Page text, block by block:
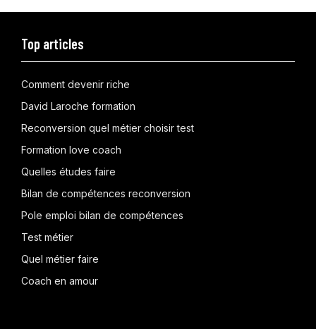
Top articles
Comment devenir riche
David Laroche formation
Reconversion quel métier choisir test
Formation love coach
Quelles études faire
Bilan de compétences reconversion
Pole emploi bilan de compétences
Test métier
Quel métier faire
Coach en amour